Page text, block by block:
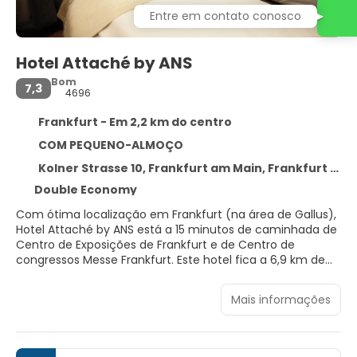
Hotel Attaché by ANS
7,3
Bom
4696
Frankfurt - Em 2,2 km do centro
COM PEQUENO-ALMOÇO
Kolner Strasse 10, Frankfurt am Main, Frankfurt 60327
Double Economy
Com ótima localização em Frankfurt (na área de Gallus),
Hotel Attaché by ANS está a 15 minutos de caminhada de
Centro de Exposições de Frankfurt e de Centro de
congressos Messe Frankfurt. Este hotel fica a 6,9 km de
Aproveite comodidades convenientes, como Wi-Fi de
cortesia, TV na área comum e assistência com
excursões/ingressos.
Mais informações
Entre em contato conosco